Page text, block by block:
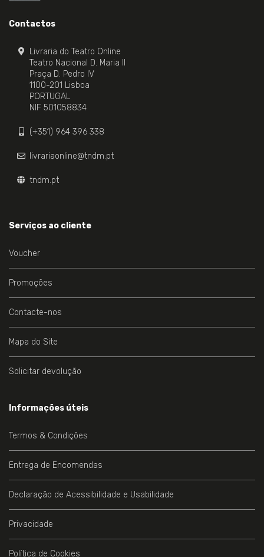
Contactos
Livraria do Teatro Online
Teatro Nacional D. Maria II
Praça D. Pedro IV
1100-201 Lisboa
PORTUGAL
NIF 501058834
(+351) 964 396 338
livrariaonline@tndm.pt
tndm.pt
Serviços ao cliente
Voucher
Promoções
Contacte-nos
Mapa do Site
Solicitar devolução
Informações úteis
Termos & Condições
Entrega de Encomendas
Declaração de Acessibilidade e Usabilidade
Privacidade
Política de Cookies